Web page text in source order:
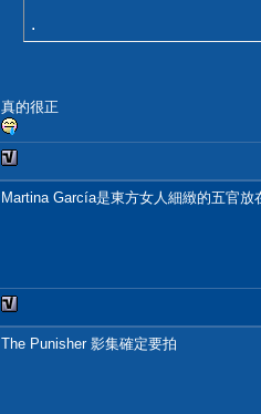
.
真的很正
Martina García是東方女人細緻的五官
The Punisher 影集確定要拍